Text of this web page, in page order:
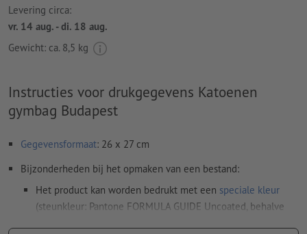
Levering circa:
vr. 14 aug. - di. 18 aug.
Gewicht: ca. 8,5 kg
Instructies voor drukgegevens Katoenen
gymbag Budapest
Gegevensformaat: 26 x 27 cm
Bijzonderheden bij het opmaken van een bestand:
Het product kan worden bedrukt met een speciale kleur
(steunkleur: Pantone FORMULA GUIDE Uncoated, behalve